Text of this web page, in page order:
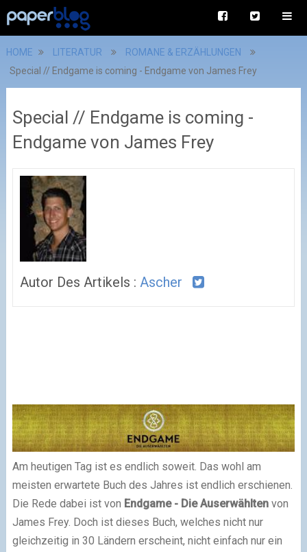
HOME LITERATUR
ROMANE & ERZÄHLUNGEN
Special // Endgame is coming - Endgame von James Frey
Special // Endgame is coming -
Endgame von James Frey
Autor Des Artikels : Ascher
Am heutigen Tag ist es endlich soweit. Das wohl am
meisten erwartete Buch des Jahres ist endlich erschienen.
Die Rede dabei ist von Endgame - Die Auserwählten von
James Frey. Doch ist dieses Buch, welches nicht nur
gleichzeitig in 30 Ländern erscheint, nicht einfach nur ein